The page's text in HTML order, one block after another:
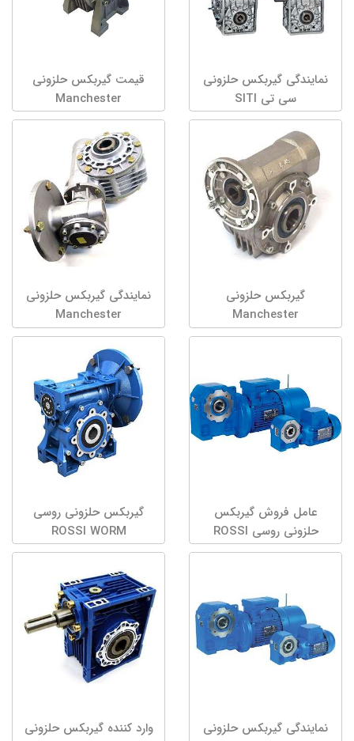
نمایندگی گیربکس حلزونی
سی تی SITI
قیمت گیربکس حلزونی
Manchester
گیربکس حلزونی
Manchester
نمایندگی گیربکس حلزونی
Manchester
عامل فروش گیربکس
حلزونی روسی ROSSI
گیربکس حلزونی روسی
ROSSI WORM
نمایندگی گیربکس حلزونی
وارد کننده گیربکس حلزونی